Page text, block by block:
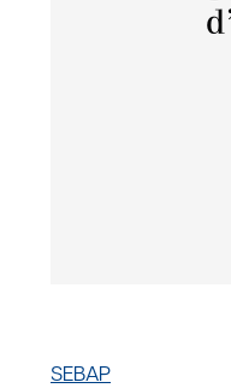
SEBAP